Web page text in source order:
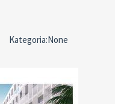
Kategoria:None